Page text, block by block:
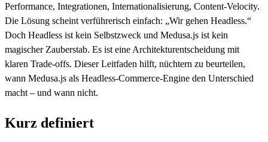
Performance, Integrationen, Internationalisierung, Content-Velocity.
Die Lösung scheint verführerisch einfach: „Wir gehen Headless.“
Doch Headless ist kein Selbstzweck und Medusa.js ist kein
magischer Zauberstab. Es ist eine Architekturentscheidung mit
klaren Trade-offs. Dieser Leitfaden hilft, nüchtern zu beurteilen,
wann Medusa.js als Headless-Commerce-Engine den Unterschied
macht – und wann nicht.
Kurz definiert